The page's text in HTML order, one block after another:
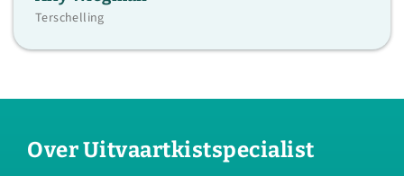
Terschelling
Over Uitvaartkistspecialist